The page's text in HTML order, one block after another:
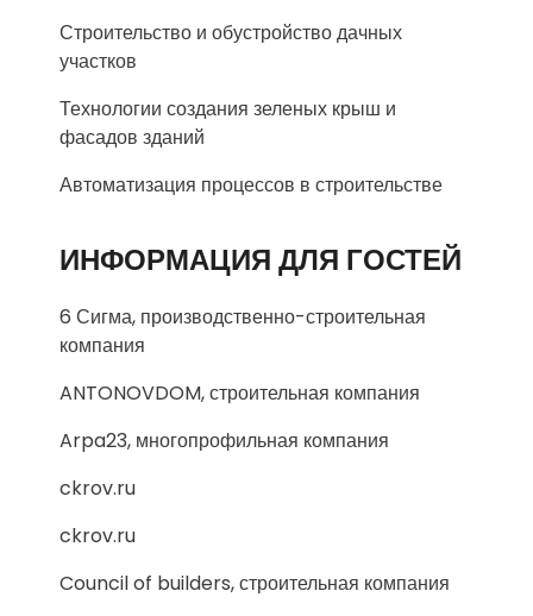
Строительство и обустройство дачных
участков
Технологии создания зеленых крыш и
фасадов зданий
Автоматизация процессов в строительстве
ИНФОРМАЦИЯ ДЛЯ ГОСТЕЙ
6 Сигма, производственно-строительная
компания
ANTONOVDOM, строительная компания
Arpa23, многопрофильная компания
ckrov.ru
ckrov.ru
Council of builders, строительная компания